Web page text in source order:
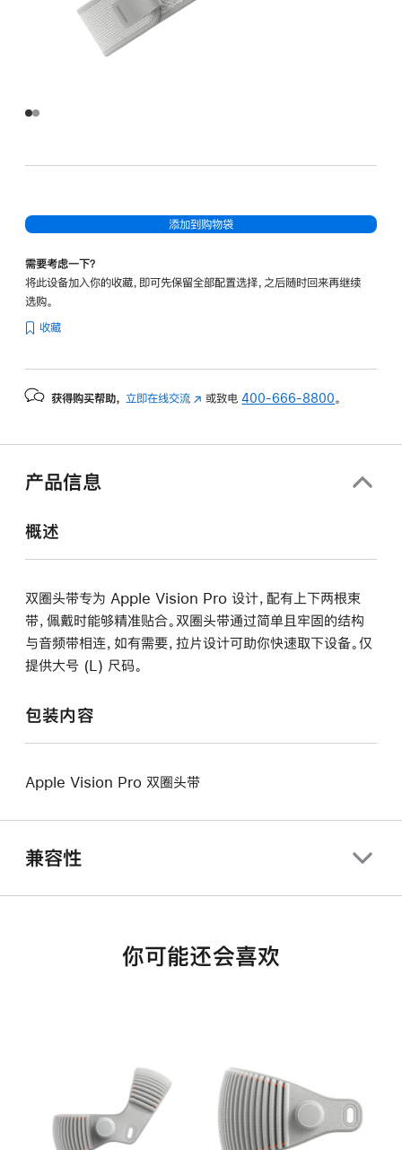
添加到购物袋
需要考虑一下？
将此设备加入你的收藏，即可先保留全部配置选择，之后随时回来再继续
选购。
收藏
获得购买帮助， 立即在线交流 (在 或致电400-666-8800。
产品信息
概述
双圈头带专为 Apple Vision Pro 设计，配有上下两根束
带，佩戴时能够精准贴合。双圈头带通过简单且牢固的结构
与音频带相连，如有需要，拉片设计可助你快速取下设备。仅
提供大号 (L) 尺码。
包装内容
Apple Vision Pro 双圈头带
兼容性
你可能还会喜欢